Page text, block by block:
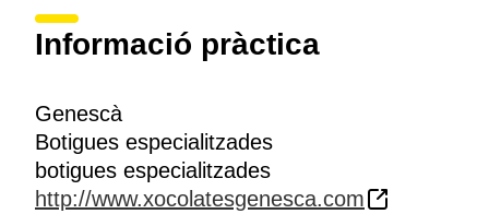
Informació pràctica
Genescà
Botigues especialitzades
botigues especialitzades
http://www.xocolatesgenesca.com